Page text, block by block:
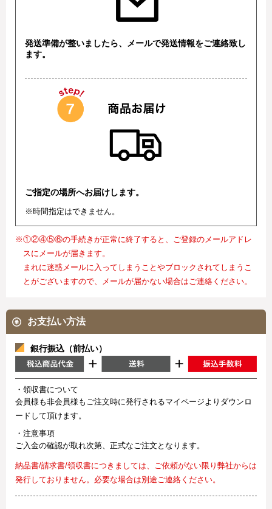
発送準備が整いましたら、メールで発送情報をご連絡致し
ます。
ご指定の場所へお届けします。
※時間指定はできません。
※①②④⑤⑥の手続きが正常に終了すると、ご登録のメールアドレ
スにメールが届きます。
まれに迷惑メールに入ってしまうことやブロックされてしまうこ
とがございますので、メールが届かない場合はご連絡ください。
お支払い方法
銀行振込（前払い）
・領収書について
会員様も非会員様もご注文時に発行されるマイページよりダウンロ
ードして頂けます。
・注意事項
ご入金の確認が取れ次第、正式なご注文となります。
納品書/請求書/領収書につきましては、ご依頼がない限り弊社からは
発行しておりません。必要な場合は別途ご連絡ください。